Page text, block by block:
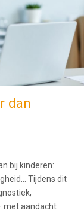
dan
bij kinderen:
Tijdens dit
met aandacht